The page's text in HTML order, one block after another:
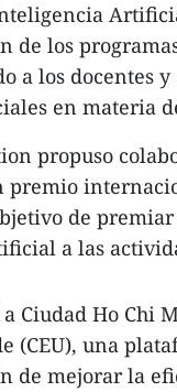
de los
a los docentes
en materia
propuso
premio
de
a las
Ciudad Ho Chi
(CEU), una
de mejorar la